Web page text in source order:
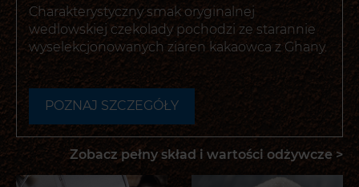
Charakterystyczny smak oryginalnej
wedlowskiej czekolady pochodzi ze starannie
wyselekcjonowanych ziaren kakaowca z Ghany.
POZNAJ SZCZEGÓŁY
OTWIERA
POPUP
Z DODATKOWYMI
INFORMACJAMI
Zobacz pełny skład i wartości odżywcze >